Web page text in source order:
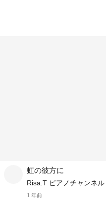
虹の彼方に
Risa.T ピアノチャンネル
1 年前